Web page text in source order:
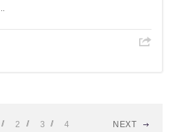
2 3 4 NEXT